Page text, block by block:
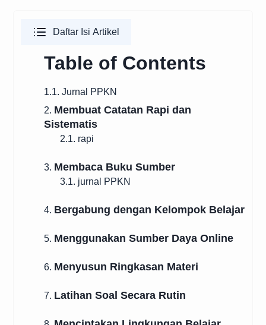
Daftar Isi Artikel
Table of Contents
1.1. Jurnal PPKN
2. Membuat Catatan Rapi dan
Sistematis
2.1. rapi
3. Membaca Buku Sumber
3.1. jurnal PPKN
4. Bergabung dengan Kelompok Belajar
5. Menggunakan Sumber Daya Online
6. Menyusun Ringkasan Materi
7. Latihan Soal Secara Rutin